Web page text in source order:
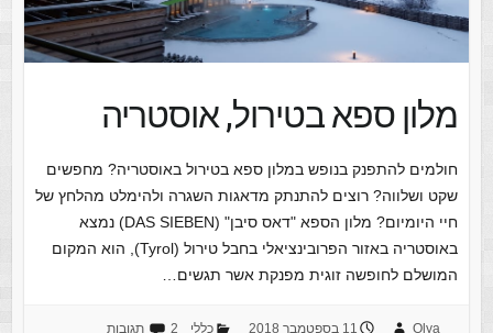
מלון ספא בטירול, אוסטריה
חולמים להתפנק בנופש במלון ספא בטירול באוסטריה? מחפשים
שקט ושלווה? רוצים להתנתק מדאגות השגרה ולהימלט מהלחץ של
חיי היומיום? מלון הספא "דאס סיבן" (DAS SIEBEN) נמצא
באוסטריה באזור הפרובינציאלי בחבל טירול (Tyrol), הוא המקום
המושלם לחופשה זוגית מפנקת אשר תגשים…
Olya 11 בספטמבר 2018 כללי 2 תגובות